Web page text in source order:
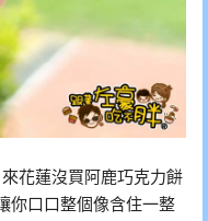
花蓮沒買阿鹿巧克力餅
你口口整個像含住一整